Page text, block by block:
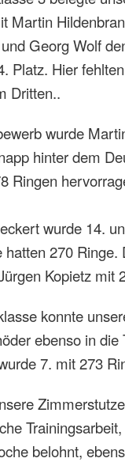
Martin
Georg Wolf
Platz. Hier
Dritten..
wurde
hinter dem
Ringen
wurde 14.
hatten 270 Ringe.
Kopietz mit
konnte
ebenso in die
7. mit 273
belohnt,